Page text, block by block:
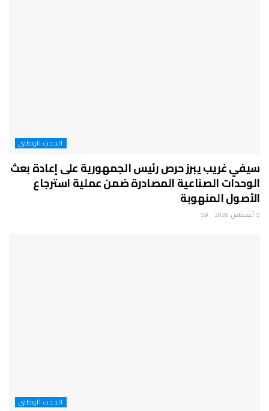
الحدث الوطني
سيفي غريب يبرز حرص رئيس الجمهورية على إعادة بعث
الوحدات الصناعية المصادرة ضمن عملية استرجاع
الأصول المنهوبة
5 أغسطس، 2026 59
الحدث الوطني